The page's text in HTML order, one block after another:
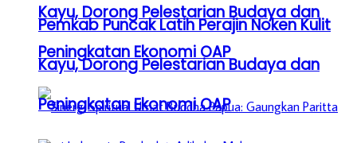
Kayu, Dorong Pelestarian Budaya dan
Peningkatan Ekonomi OAP
Pemkab Puncak Latih Perajin Noken Kulit
Kayu, Dorong Pelestarian Budaya dan
Peningkatan Ekonomi OAP